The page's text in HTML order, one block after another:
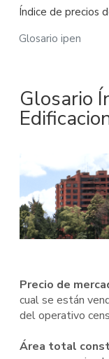
Índice de precios
Glosario ipen
Glosario
Precio de
cual se están
del operativo
Área total